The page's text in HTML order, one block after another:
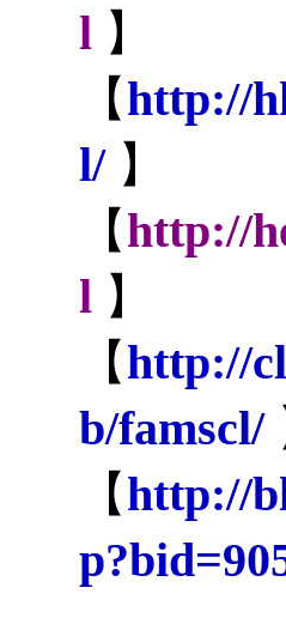
l 】
【http://
l/ 】
【http://
l 】
【http://
b/famscl/
【http://